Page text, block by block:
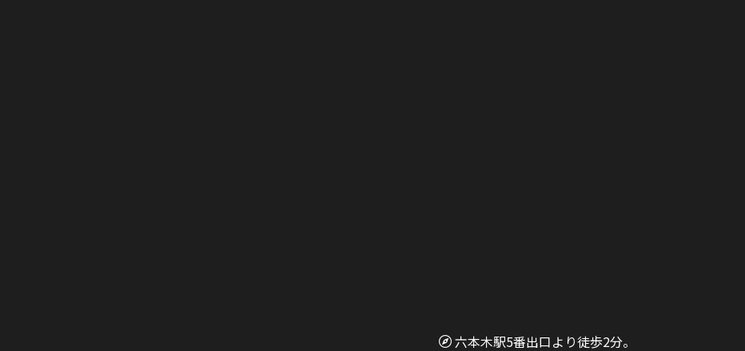
六本木駅5番出口より徒歩2分。